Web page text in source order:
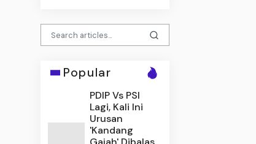
Popular
PDIP Vs PSI
Lagi, Kali Ini
Urusan
'Kandang